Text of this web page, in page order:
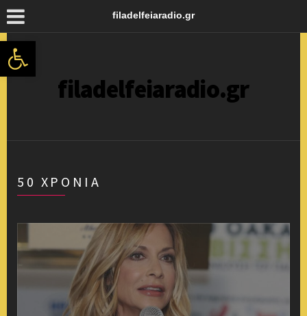
Ανοίξτε τη γραμμή εργαλείων
filadelfeiaradio.gr
filadelfeiaradio.gr
50 ΧΡΟΝΙΑ